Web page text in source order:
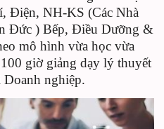
Điện, NH-KS (Các Nhà
Đức ) Bếp, Điều Dưỡng &
mô hình vừa học vừa
giờ giảng dạy lý thuyết
nghiệp.